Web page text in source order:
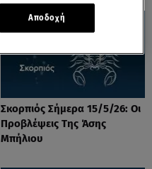
Σκορπιός Σήμερα 15/5/26: Οι
Προβλέψεις Tης Άσης
Μπήλιου
Αποδοχή